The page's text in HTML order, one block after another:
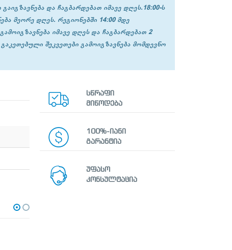
და ჩაგბარდებათ იმავე დღეს.18:00-ს
მეორე დღეს. რეგიონებში 14:00 მდე
იმავე დღეს და ჩაგბარდებათ 2
შეკვეთები გამოიგზავნება მომდევნო
სწრაფი
მიწოდება
100%-იანი
გარანტია
უფასო
კონსულტაცია